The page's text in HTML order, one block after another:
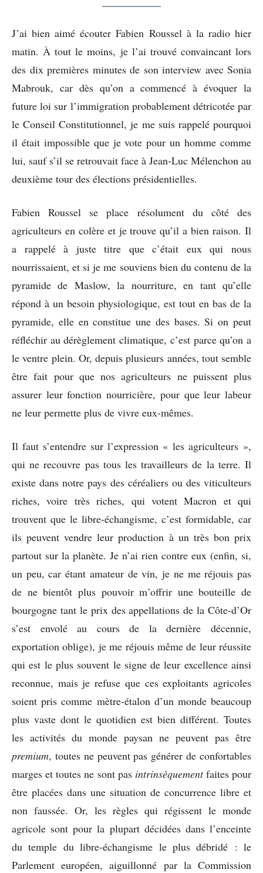
J’ai bien aimé écouter Fabien Roussel à la radio hier
matin. À tout le moins, je l’ai trouvé convaincant lors
des dix premières minutes de son interview avec Sonia
Mabrouk, car dès qu’on a commencé à évoquer la
future loi sur l’immigration probablement détricotée par
le Conseil Constitutionnel, je me suis rappelé pourquoi
il était impossible que je vote pour un homme comme
lui, sauf s’il se retrouvait face à Jean-Luc Mélenchon au
deuxième tour des élections présidentielles.
Fabien Roussel se place résolument du côté des
agriculteurs en colère et je trouve qu’il a bien raison. Il
a rappelé à juste titre que c’était eux qui nous
nourrissaient, et si je me souviens bien du contenu de la
pyramide de Maslow, la nourriture, en tant qu’elle
répond à un besoin physiologique, est tout en bas de la
pyramide, elle en constitue une des bases. Si on peut
réfléchir au dérèglement climatique, c’est parce qu’on a
le ventre plein. Or, depuis plusieurs années, tout semble
être fait pour que nos agriculteurs ne puissent plus
assurer leur fonction nourricière, pour que leur labeur
ne leur permette plus de vivre eux-mêmes.
Il faut s’entendre sur l’expression « les agriculteurs »,
qui ne recouvre pas tous les travailleurs de la terre. Il
existe dans notre pays des céréaliers ou des viticulteurs
riches, voire très riches, qui votent Macron et qui
trouvent que le libre-échangisme, c’est formidable, car
ils peuvent vendre leur production à un très bon prix
partout sur la planète. Je n’ai rien contre eux (enfin, si,
un peu, car étant amateur de vin, je ne me réjouis pas
de ne bientôt plus pouvoir m’offrir une bouteille de
bourgogne tant le prix des appellations de la Côte-d’Or
s’est envolé au cours de la dernière décennie,
exportation oblige), je me réjouis même de leur réussite
qui est le plus souvent le signe de leur excellence ainsi
reconnue, mais je refuse que ces exploitants agricoles
soient pris comme mètre-étalon d’un monde beaucoup
plus vaste dont le quotidien est bien différent. Toutes
les activités du monde paysan ne peuvent pas être
premium, toutes ne peuvent pas générer de confortables
marges et toutes ne sont pas intrinsèquementfaites pour
être placées dans une situation de concurrence libre et
non faussée. Or, les règles qui régissent le monde
agricole sont pour la plupart décidées dans l’enceinte
du temple du libre-échangisme le plus débridé : le
Parlement européen, aiguillonné par la Commission